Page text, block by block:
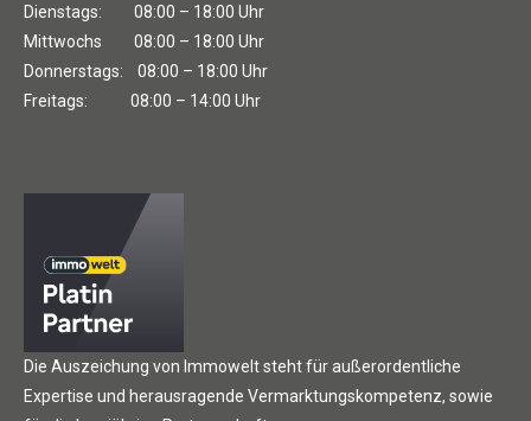
Dienstags: 08:00 – 18:00 Uhr
Mittwochs 08:00 – 18:00 Uhr
Donnerstags: 08:00 – 18:00 Uhr
Freitags: 08:00 – 14:00 Uhr
Die Auszeichung von Immowelt steht für außerordentliche
Expertise und herausragende Vermarktungskompetenz, sowie